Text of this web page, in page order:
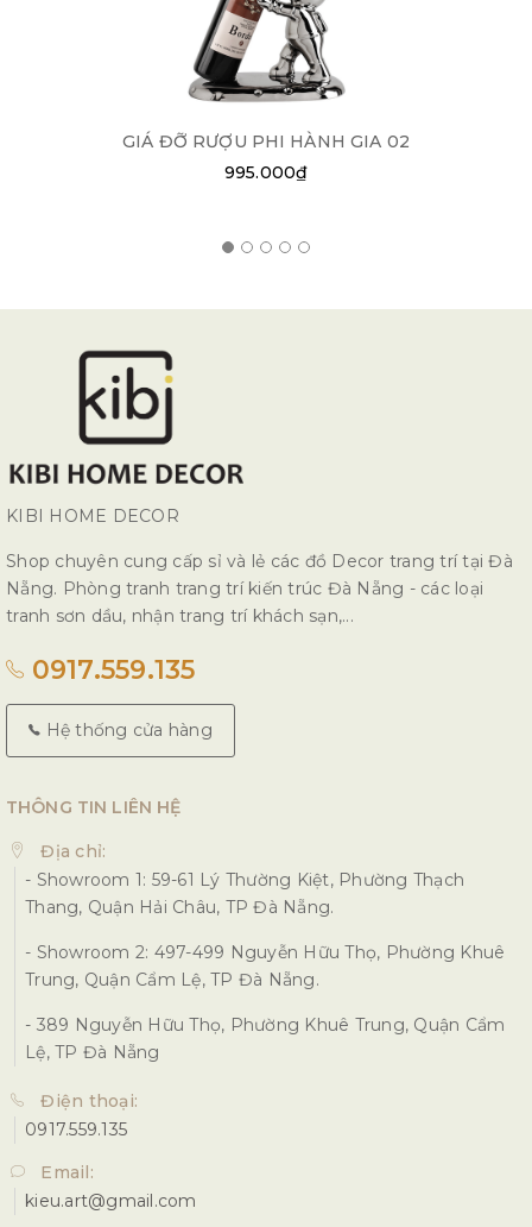
GIÁ ĐỠ RƯỢU PHI HÀNH GIA 02
995.000₫
KIBI HOME DECOR
Shop chuyên cung cấp sỉ và lẻ các đồ Decor trang trí tại Đà
Nẵng. Phòng tranh trang trí kiến trúc Đà Nẵng - các loại
tranh sơn dầu, nhận trang trí khách sạn,...
0917.559.135
Hệ thống cửa hàng
THÔNG TIN LIÊN HỆ
Địa chỉ:
- Showroom 1: 59-61 Lý Thường Kiệt, Phường Thạch
Thang, Quận Hải Châu, TP Đà Nẵng.
- Showroom 2: 497-499 Nguyễn Hữu Thọ, Phường Khuê
Trung, Quận Cẩm Lệ, TP Đà Nẵng.
- 389 Nguyễn Hữu Thọ, Phường Khuê Trung, Quận Cẩm
Lệ, TP Đà Nẵng
Điện thoại:
0917.559.135
Email:
kieu.art@gmail.com